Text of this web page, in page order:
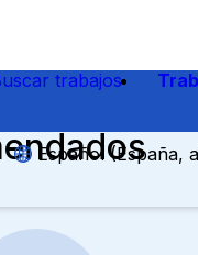
trabajos
Español (España,